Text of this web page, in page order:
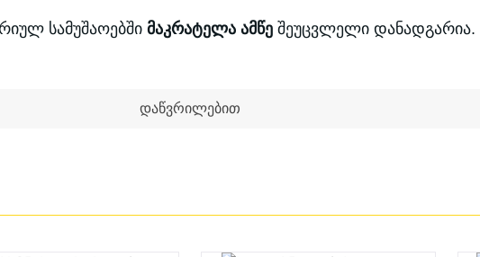
სამუშაოებში მაკრატელა ამწე შეუცვლელი დანადგარია.
დაწვრილებით